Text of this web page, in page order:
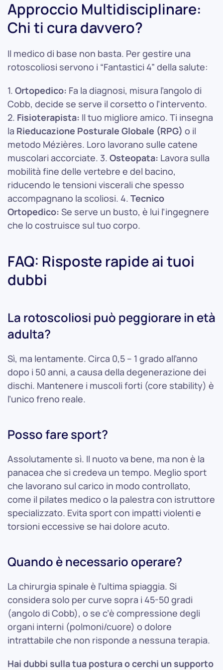
Approccio Multidisciplinare:
Chi ti cura davvero?
Il medico di base non basta. Per gestire una
rotoscoliosi servono i “Fantastici 4” della salute:
1. Ortopedico: Fa la diagnosi, misura l’angolo di
Cobb, decide se serve il corsetto o l’intervento.
2. Fisioterapista: Il tuo migliore amico. Ti insegna
la Rieducazione Posturale Globale (RPG) o il
metodo Mézières. Loro lavorano sulle catene
muscolari accorciate. 3. Osteopata: Lavora sulla
mobilità fine delle vertebre e del bacino,
riducendo le tensioni viscerali che spesso
accompagnano la scoliosi. 4. Tecnico
Ortopedico: Se serve un busto, è lui l’ingegnere
che lo costruisce sul tuo corpo.
FAQ: Risposte rapide ai tuoi
dubbi
La rotoscoliosi può peggiorare in età
adulta?
Sì, ma lentamente. Circa 0,5 – 1 grado all’anno
dopo i 50 anni, a causa della degenerazione dei
dischi. Mantenere i muscoli forti (core stability) è
l’unico freno reale.
Posso fare sport?
Assolutamente sì. Il nuoto va bene, ma non è la
panacea che si credeva un tempo. Meglio sport
che lavorano sul carico in modo controllato,
come il pilates medico o la palestra con istruttore
specializzato. Evita sport con impatti violenti e
torsioni eccessive se hai dolore acuto.
Quando è necessario operare?
La chirurgia spinale è l’ultima spiaggia. Si
considera solo per curve sopra i 45-50 gradi
(angolo di Cobb), o se c’è compressione degli
organi interni (polmoni/cuore) o dolore
intrattabile che non risponde a nessuna terapia.
Hai dubbi sulla tua postura o cerchi un supporto